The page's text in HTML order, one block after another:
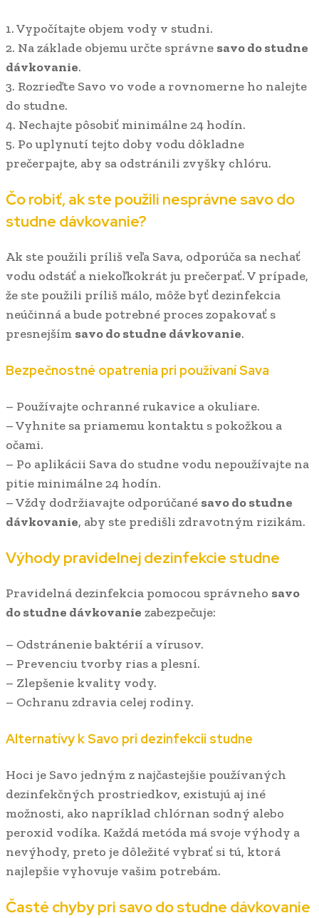
1. Vypočítajte objem vody v studni.
2. Na základe objemu určte správne savo do studne
dávkovanie.
3. Rozrieďte Savo vo vode a rovnomerne ho nalejte
do studne.
4. Nechajte pôsobiť minimálne 24 hodín.
5. Po uplynutí tejto doby vodu dôkladne
prečerpajte, aby sa odstránili zvyšky chlóru.
Čo robiť, ak ste použili nesprávne savo do
studne dávkovanie?
Ak ste použili príliš veľa Sava, odporúča sa nechať
vodu odstáť a niekoľkokrát ju prečerpať. V prípade,
že ste použili príliš málo, môže byť dezinfekcia
neúčinná a bude potrebné proces zopakovať s
presnejším savo do studne dávkovanie.
Bezpečnostné opatrenia pri používaní Sava
– Používajte ochranné rukavice a okuliare.
– Vyhnite sa priamemu kontaktu s pokožkou a
očami.
– Po aplikácii Sava do studne vodu nepoužívajte na
pitie minimálne 24 hodín.
– Vždy dodržiavajte odporúčané savo do studne
dávkovanie, aby ste predišli zdravotným rizikám.
Výhody pravidelnej dezinfekcie studne
Pravidelná dezinfekcia pomocou správneho savo
do studne dávkovanie zabezpečuje:
– Odstránenie baktérií a vírusov.
– Prevenciu tvorby rias a plesní.
– Zlepšenie kvality vody.
– Ochranu zdravia celej rodiny.
Alternatívy k Savo pri dezinfekcii studne
Hoci je Savo jedným z najčastejšie používaných
dezinfekčných prostriedkov, existujú aj iné
možnosti, ako napríklad chlórnan sodný alebo
peroxid vodíka. Každá metóda má svoje výhody a
nevýhody, preto je dôležité vybrať si tú, ktorá
najlepšie vyhovuje vašim potrebám.
Časté chyby pri savo do studne dávkovanie